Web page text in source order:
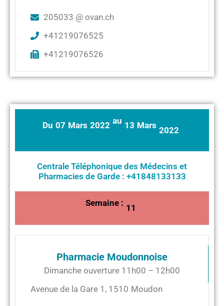
205033 @ ovan.ch
+41219076525
+41219076526
Du 07 Mars 2022 au 13 Mars 2022
Centrale Téléphonique des Médecins et
Pharmacies de Garde : +41848133133
Semaine : 11
Pharmacie Moudonnoise
Dimanche ouverture 11h00 – 12h00
Avenue de la Gare 1 , 1510 Moudon